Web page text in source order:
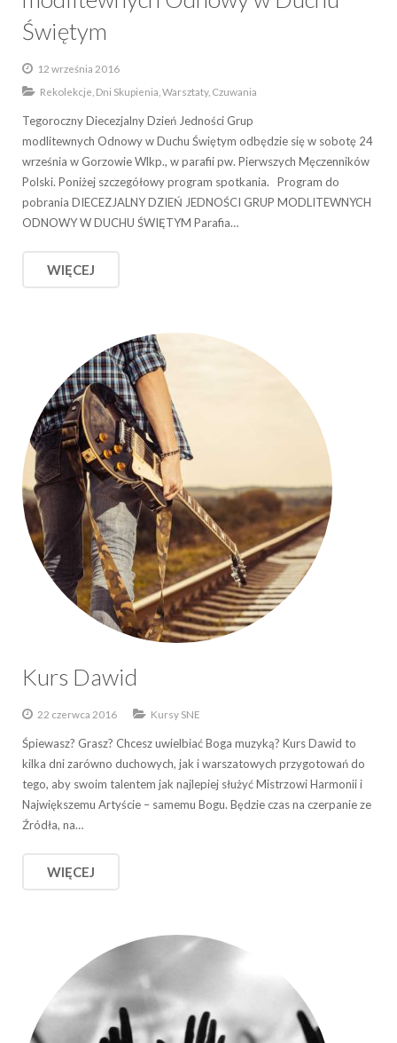
Świętym
12 września 2016
Rekolekcje, Dni Skupienia, Warsztaty, Czuwania
Tegoroczny Diecezjalny Dzień Jedności Grup
modlitewnych Odnowy w Duchu Świętym odbędzie się w sobotę 24
września w Gorzowie Wlkp., w parafii pw. Pierwszych Męczenników
Polski. Poniżej szczegółowy program spotkania. Program do
pobrania DIECEZJALNY DZIEŃ JEDNOŚCI GRUP MODLITEWNYCH
ODNOWY W DUCHU ŚWIĘTYM Parafia…
WIĘCEJ
Kurs Dawid
22 czerwca 2016 Kursy SNE
Śpiewasz? Grasz? Chcesz uwielbiać Boga muzyką? Kurs Dawid to
kilka dni zarówno duchowych, jak i warszatowych przygotowań do
tego, aby swoim talentem jak najlepiej służyć Mistrzowi Harmonii i
Największemu Artyście – samemu Bogu. Będzie czas na czerpanie ze
Źródła, na…
WIĘCEJ